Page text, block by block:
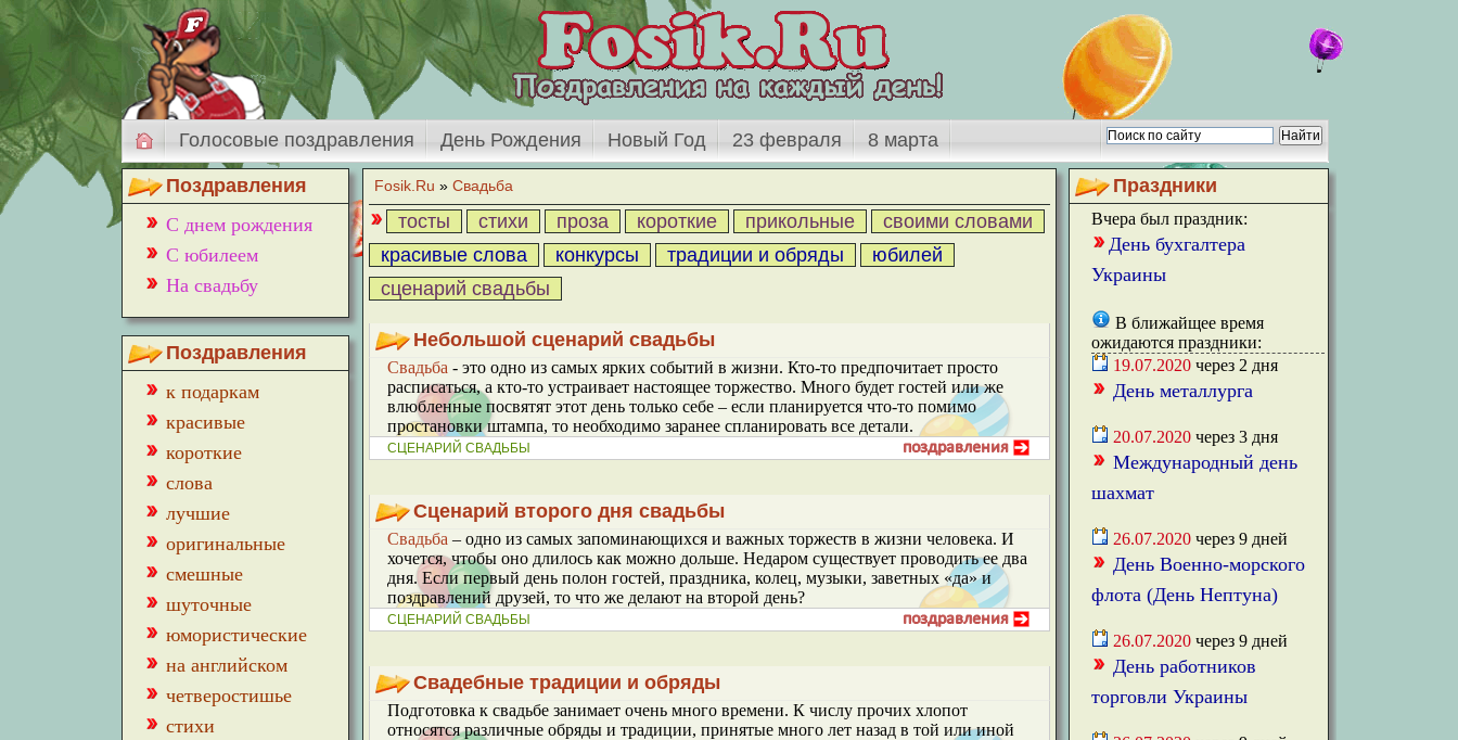
Голосовые поздравления День Рождения Новый Год 23 февраля 8 марта
Fosik.Ru » Свадьба
тосты стихи проза короткие прикольные
своими словами
красивые слова
конкурсы традиции и обряды
юбилей
cценарий свадьбы
Небольшой сценарий свадьбы
Свадьба - это одно из самых ярких событий в жизни. Кто-то предпочитает просто
расписаться, а кто-то устраивает настоящее торжество. Много будет гостей или же
влюбленные посвятят этот день только себе – если планируется что-то помимо
простановки штампа, то необходимо заранее спланировать все детали.
СЦЕНАРИЙ СВАДЬБЫ
Cценарий второго дня свадьбы
Свадьба – одно из самых запоминающихся и важных торжеств в жизни человека. И
хочется, чтобы оно длилось как можно дольше. Недаром существует проводить ее два
дня. Если первый день полон гостей, праздника, колец, музыки, заветных «да» и
поздравлений друзей, то что же делают на второй день?
СЦЕНАРИЙ СВАДЬБЫ
Свадебные традиции и обряды
Подготовка к свадьбе занимает очень много времени. К числу прочих хлопот
относятся различные обряды и традиции, принятые много лет назад в той или иной
Поздравления
С днем рождения
С юбилеем
На свадьбу
Поздравления
к подаркам
красивые
короткие
слова
лучшие
оригинальные
смешные
шуточные
юмористические
на английском
четверостишье
стихи
Праздники
Вчера был праздник:
День бухгалтера
Украины
В ближайщее время
ожидаются праздники:
19.07.2020 через 2 дня
День металлурга
20.07.2020 через 3 дня
Международный день
шахмат
26.07.2020 через 9 дней
День Военно-морского
флота (День Нептуна)
26.07.2020 через 9 дней
День работников
торговли Украины